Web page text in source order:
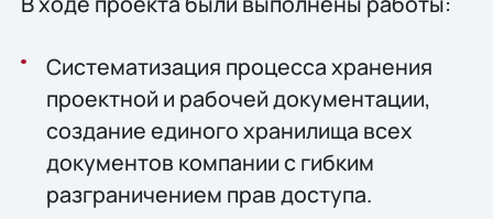
Систематизация процесса хранения
проектной и рабочей документации,
создание единого хранилища всех
документов компании с гибким
разграничением прав доступа.